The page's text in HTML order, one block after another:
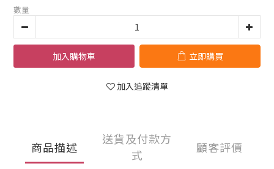
數量
加入購物車 立即購買
加入追蹤清單
商品描述
送貨及付款方
式
顧客評價